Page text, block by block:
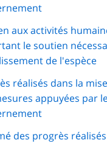
aux activités
le soutien
de l'espèce
réalisés dans la
appuyées par
des progrès